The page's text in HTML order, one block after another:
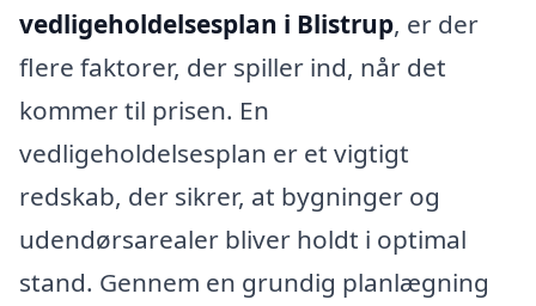
vedligeholdelsesplan i Blistrup, er der
flere faktorer, der spiller ind, når det
kommer til prisen. En
vedligeholdelsesplan er et vigtigt
redskab, der sikrer, at bygninger og
udendørsarealer bliver holdt i optimal
stand. Gennem en grundig planlægning